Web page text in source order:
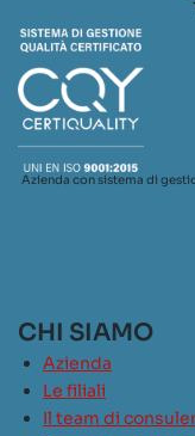
Azienda con sistema di
CHI SIAMO
Azienda
Le filiali
Il team di